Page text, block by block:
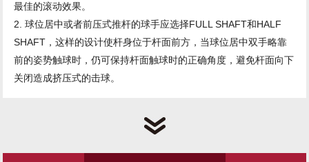
最佳的滚动效果。
2. 球位居中或者前压式推杆的球手应选择FULL SHAFT和HALF
SHAFT，这样的设计使杆身位于杆面前方，当球位居中双手略靠
前的姿势触球时，仍可保持杆面触球时的正确角度，避免杆面向下
关闭造成挤压式的击球。